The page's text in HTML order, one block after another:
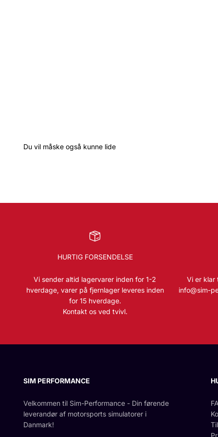
Du vil måske også kunne lide
HURTIG FORSENDELSE
Vi sender altid lagervarer inden for 1-2
hverdage, varer på fjernlager leveres inden
for 15 hverdage.
Kontakt os ved tvivl.
Vi er klar
info@sim-
SIM PERFORMANCE
Velkommen til Sim-Performance - Din førende
leverandør af motorsports simulatorer i
Danmark!